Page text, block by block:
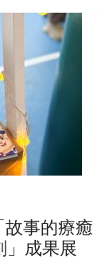
故事的療癒
」成果展